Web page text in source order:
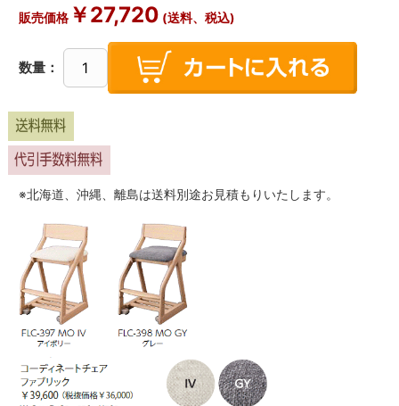
販売価格￥27,720 (送料、税込)
数量：
※北海道、沖縄、離島は送料別途お見積もりいたします。